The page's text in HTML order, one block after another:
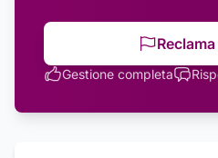
Gestione completa